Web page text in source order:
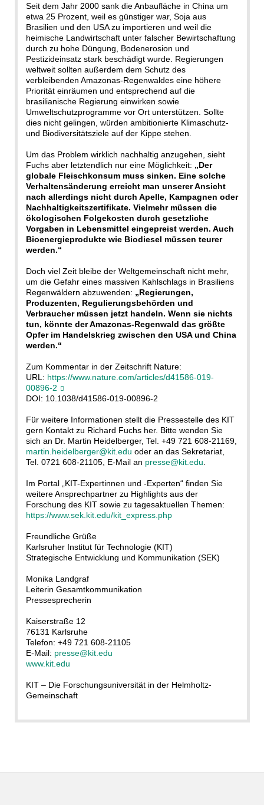
Seit dem Jahr 2000 sank die Anbaufläche in China um
etwa 25 Prozent, weil es günstiger war, Soja aus
Brasilien und den USA zu importieren und weil die
heimische Landwirtschaft unter falscher Bewirtschaftung
durch zu hohe Düngung, Bodenerosion und
Pestizideinsatz stark beschädigt wurde. Regierungen
weltweit sollten außerdem dem Schutz des
verbleibenden Amazonas-Regenwaldes eine höhere
Priorität einräumen und entsprechend auf die
brasilianische Regierung einwirken sowie
Umweltschutzprogramme vor Ort unterstützen. Sollte
dies nicht gelingen, würden ambitionierte Klimaschutz-
und Biodiversitätsziele auf der Kippe stehen.
Um das Problem wirklich nachhaltig anzugehen, sieht
Fuchs aber letztendlich nur eine Möglichkeit: „Der
globale Fleischkonsum muss sinken. Eine solche
Verhaltensänderung erreicht man unserer Ansicht
nach allerdings nicht durch Apelle, Kampagnen oder
Nachhaltigkeitszertifikate. Vielmehr müssen die
ökologischen Folgekosten durch gesetzliche
Vorgaben in Lebensmittel eingepreist werden. Auch
Bioenergieprodukte wie Biodiesel müssen teurer
werden.“
Doch viel Zeit bleibe der Weltgemeinschaft nicht mehr,
um die Gefahr eines massiven Kahlschlags in Brasiliens
Regenwäldern abzuwenden: „Regierungen,
Produzenten, Regulierungsbehörden und
Verbraucher müssen jetzt handeln. Wenn sie nichts
tun, könnte der Amazonas-Regenwald das größte
Opfer im Handelskrieg zwischen den USA und China
werden.“
Zum Kommentar in der Zeitschrift Nature:
URL: https://www.nature.com/articles/d41586-019-
00896-2
DOI: 10.1038/d41586-019-00896-2
Für weitere Informationen stellt die Pressestelle des KIT
gern Kontakt zu Richard Fuchs her. Bitte wenden Sie
sich an Dr. Martin Heidelberger, Tel. +49 721 608-21169,
martin.heidelberger@kit.edu oder an das Sekretariat,
Tel. 0721 608-21105, E-Mail an presse@kit.edu
Im Portal „KIT-Expertinnen und -Experten“ finden Sie
weitere Ansprechpartner zu Highlights aus der
Forschung des KIT sowie zu tagesaktuellen Themen:
https://www.sek.kit.edu/kit_express.php
Freundliche Grüße
Karlsruher Institut für Technologie (KIT)
Strategische Entwicklung und Kommunikation (SEK)
Monika Landgraf
Leiterin Gesamtkommunikation
Pressesprecherin
Kaiserstraße 12
76131 Karlsruhe
Telefon: +49 721 608-21105
E-Mail: presse@kit.edu
www.kit.edu
KIT – Die Forschungsuniversität in der Helmholtz-
Gemeinschaft